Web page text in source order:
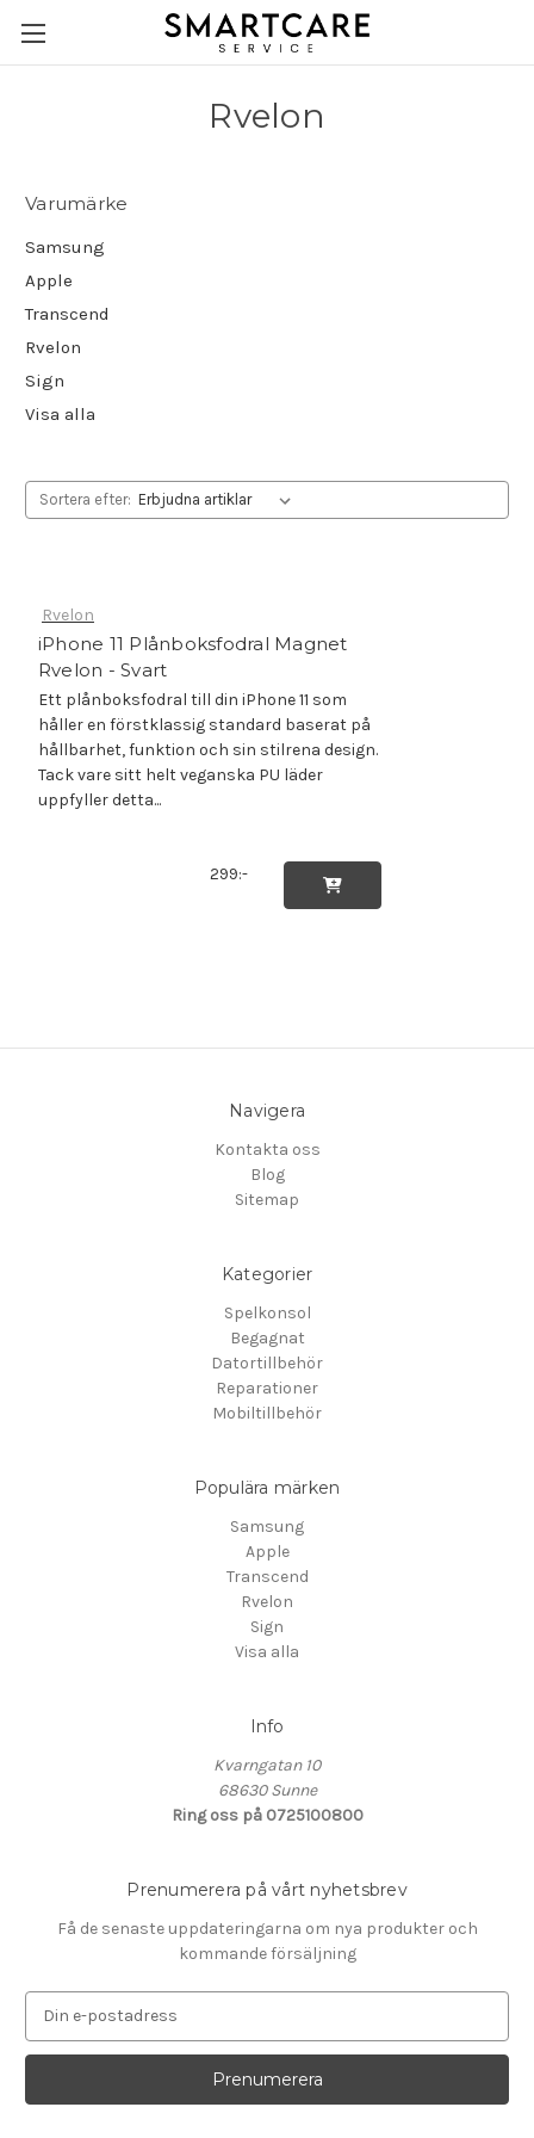
Rvelon
Varumärke
Samsung
Apple
Transcend
Rvelon
Sign
Visa alla
Sortera efter:
Rvelon
iPhone 11 Plånboksfodral Magnet
Rvelon - Svart
Ett plånboksfodral till din iPhone 11 som
håller en förstklassig standard baserat på
hållbarhet, funktion och sin stilrena design.
Tack vare sitt helt veganska PU läder
uppfyller detta...
299:-

Navigera
Kontakta oss
Blog
Sitemap
Kategorier
Spelkonsol
Begagnat
Datortillbehör
Reparationer
Mobiltillbehör
Populära märken
Samsung
Apple
Transcend
Rvelon
Sign
Visa alla
Info
Kvarngatan 10
68630 Sunne
Ring oss på 0725100800
Prenumerera på vårt nyhetsbrev
Få de senaste uppdateringarna om nya produkter och
kommande försäljning
p
s